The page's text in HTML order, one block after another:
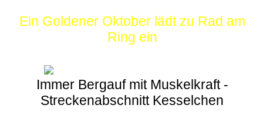
Ein Goldener Oktober lädt zu Rad am
Ring ein
Immer Bergauf mit Muskelkraft -
Streckenabschnitt Kesselchen